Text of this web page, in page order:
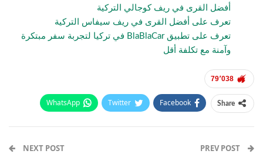
أفضل القرى في ريف كوجالي التركية
تعرف على أفضل القرى في ريف سيفاس التركية
تعرف على تطبيق BlaBlaCar في تركيا لتجربة سفر مبتكرة
وآمنة مع تكلفة أقل
79٬038
Share
Facebook
Twitter
WhatsApp
NEXT POST